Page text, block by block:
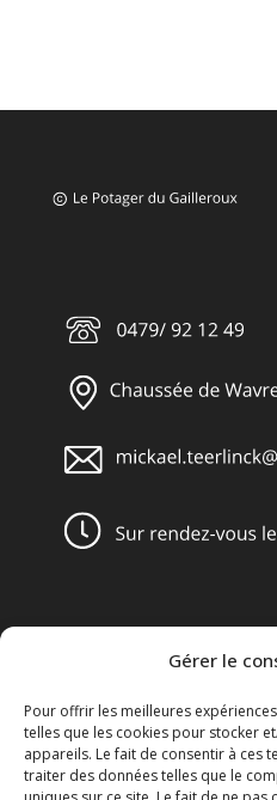
Gérer le
Pour offrir les meilleures
telles que les cookies pour stocker
appareils. Le fait de consentir à ces
traiter des données telles que le
Obligations légales
Conditions générales de vente
Mentions légales